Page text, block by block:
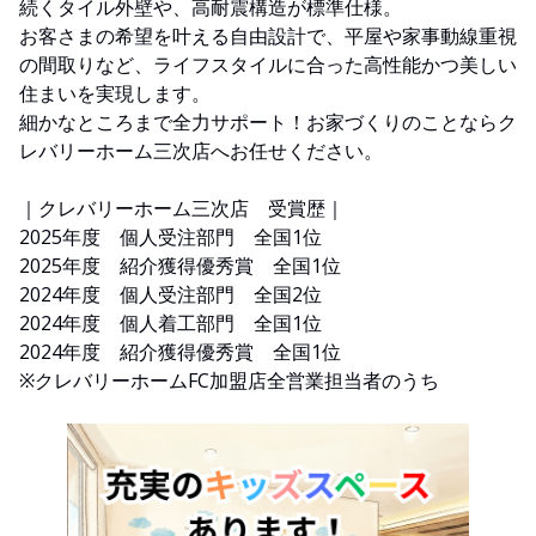
続くタイル外壁や、高耐震構造が標準仕様。
お客さまの希望を叶える自由設計で、平屋や家事動線重視
の間取りなど、ライフスタイルに合った高性能かつ美しい
住まいを実現します。
細かなところまで全力サポート！お家づくりのことならク
レバリーホーム三次店へお任せください。
｜クレバリーホーム三次店 受賞歴｜
2025年度 個人受注部門 全国1位
2025年度 紹介獲得優秀賞 全国1位
2024年度 個人受注部門 全国2位
2024年度 個人着工部門 全国1位
2024年度 紹介獲得優秀賞 全国1位
※クレバリーホームFC加盟店全営業担当者のうち